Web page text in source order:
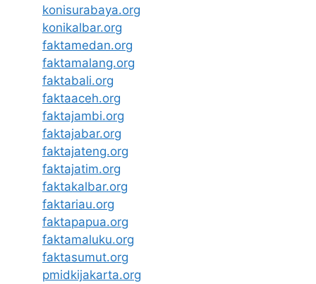
konisurabaya.org
konikalbar.org
faktamedan.org
faktamalang.org
faktabali.org
faktaaceh.org
faktajambi.org
faktajabar.org
faktajateng.org
faktajatim.org
faktakalbar.org
faktariau.org
faktapapua.org
faktamaluku.org
faktasumut.org
pmidkijakarta.org